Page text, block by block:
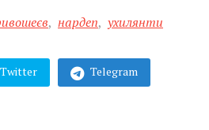
, нардеп, ухилянти
Twitter Telegram